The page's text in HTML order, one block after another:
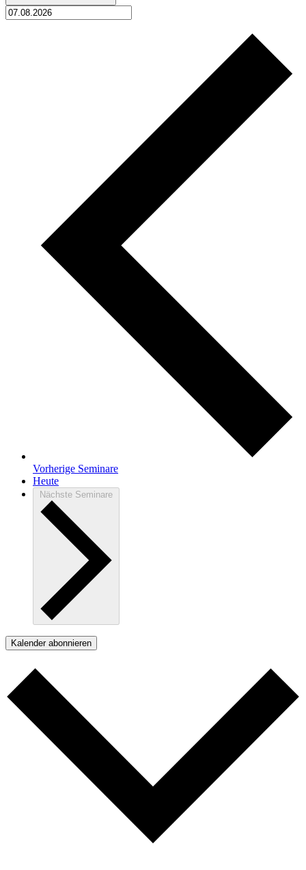
Vorherige Seminare
Heute
Nächste Seminare
Kalender abonnieren